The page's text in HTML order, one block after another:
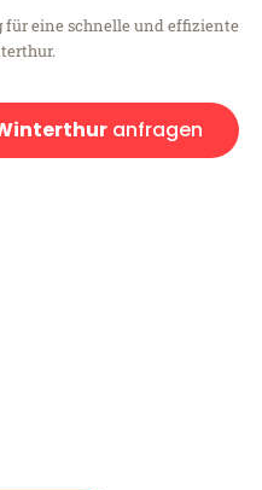
für eine schnelle und effiziente
anfragen